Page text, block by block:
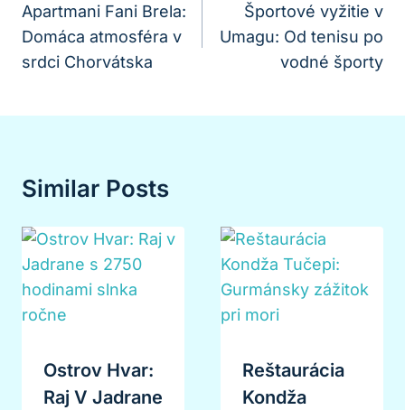
V
Článku
Apartmani Fani Brela:
Domáca atmosféra v
srdci Chorvátska
Športové vyžitie v
Umagu: Od tenisu po
vodné športy
Similar Posts
Ostrov Hvar:
Raj V Jadrane
Reštaurácia
Kondža